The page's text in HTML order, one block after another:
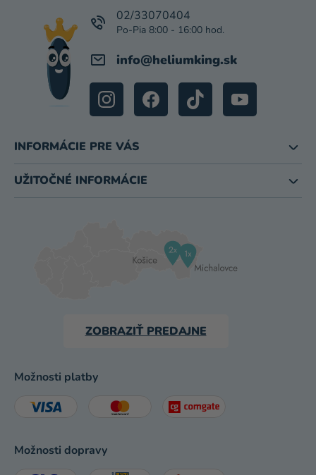
info@heliumking.sk
02/33070404
INFORMÁCIE PRE VÁS
UŽITOČNÉ INFORMÁCIE
ZOBRAZIŤ PREDAJNE
Možnosti platby
Možnosti dopravy